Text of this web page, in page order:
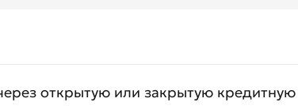
открытую или закрытую